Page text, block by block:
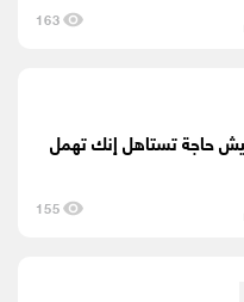
163
حاجة تستاهل إنك تهمل
155